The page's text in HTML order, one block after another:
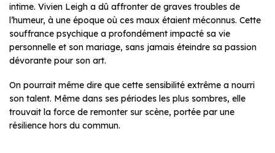
intime. Vivien Leigh a dû affronter de graves troubles de
l’humeur, à une époque où ces maux étaient méconnus. Cette
souffrance psychique a profondément impacté sa vie
personnelle et son mariage, sans jamais éteindre sa passion
dévorante pour son art.
On pourrait même dire que cette sensibilité extrême a nourri
son talent. Même dans ses périodes les plus sombres, elle
trouvait la force de remonter sur scène, portée par une
résilience hors du commun.